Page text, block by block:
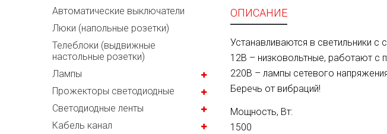
Автоматические выключатели
Люки (напольные розетки)
Телеблоки (выдвижные
настольные розетки)
Лампы
Прожекторы светодиодные
Светодиодные ленты
Кабель канал
ОПИСАНИЕ
Устанавливаются в светильники
12В – низковольтные, работают
220В – лампы сетевого
Беречь от вибраций!
Мощность, Вт:
1500